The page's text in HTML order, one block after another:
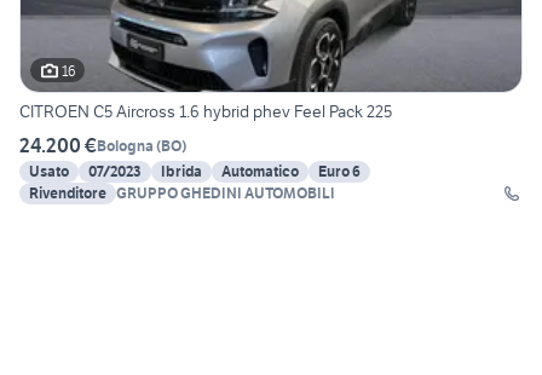
16
CITROEN C5 Aircross 1.6 hybrid phev Feel Pack 225
24.200 €Bologna (BO)
Usato
07/2023 Ibrida Automatico
Euro 6
Rivenditore GRUPPO GHEDINI AUTOMOBILI